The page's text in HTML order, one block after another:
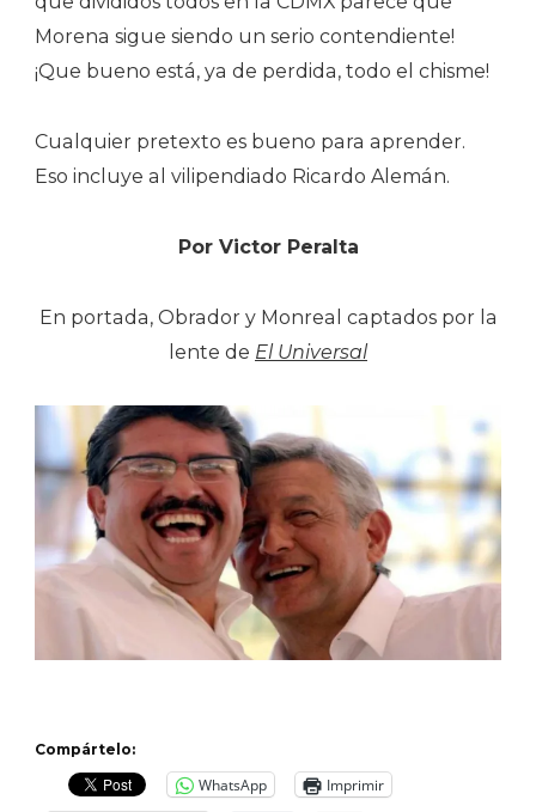
Morena sigue siendo un serio contendiente!
¡Que bueno está, ya de perdida, todo el chisme!
Cualquier pretexto es bueno para aprender.
Eso incluye al vilipendiado Ricardo Alemán.
Por Victor Peralta
En portada, Obrador y Monreal captados por la
lente de El Universal
Compártelo:
WhatsApp
Imprimir